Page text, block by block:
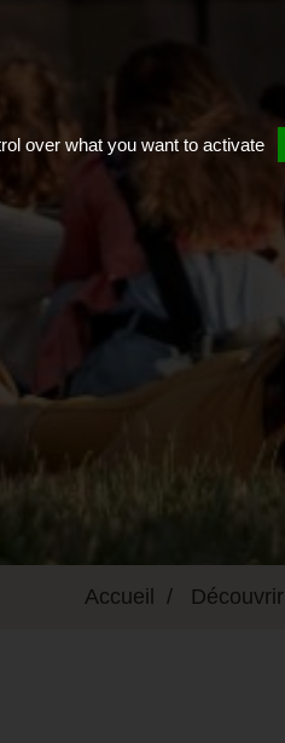
Accueil Découvrir
over what you want to activate